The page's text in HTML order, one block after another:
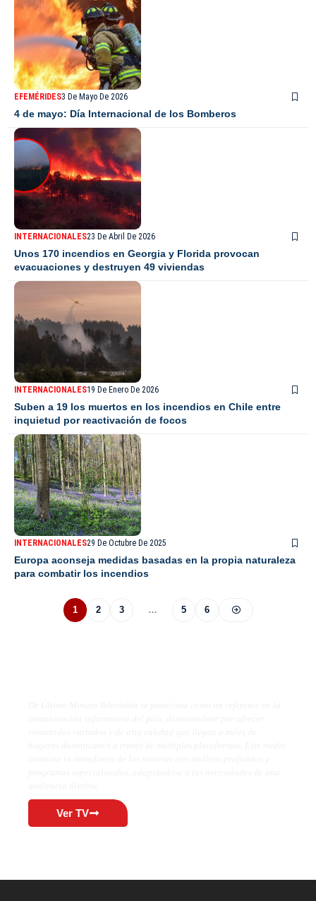
EFEMÉRIDES3 De Mayo De 2026
4 de mayo: Día Internacional de los Bomberos
INTERNACIONALES23 De Abril De 2026
Unos 170 incendios en Georgia y Florida provocan
evacuaciones y destruyen 49 viviendas
INTERNACIONALES19 De Enero De 2026
Suben a 19 los muertos en los incendios en Chile entre
inquietud por reactivación de focos
INTERNACIONALES29 De Octubre De 2025
Europa aconseja medidas basadas en la propia naturaleza
para combatir los incendios
1 2 3 … 5 6
Ver TV